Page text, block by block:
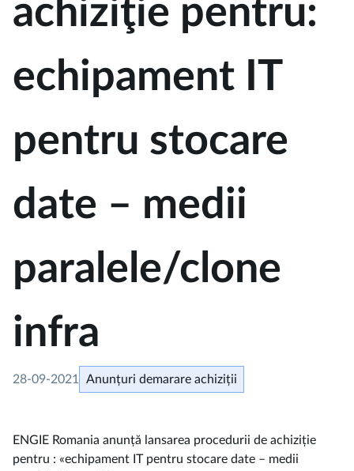
achiziţie pentru:
echipament IT
pentru stocare
date – medii
paralele/clone
infra
28-09-2021 Anunțuri demarare achiziții
ENGIE Romania anunță lansarea procedurii de achiziție
pentru : «echipament IT pentru stocare date – medii